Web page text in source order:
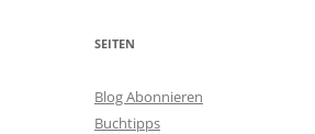
SEITEN
Blog Abonnieren
Buchtipps